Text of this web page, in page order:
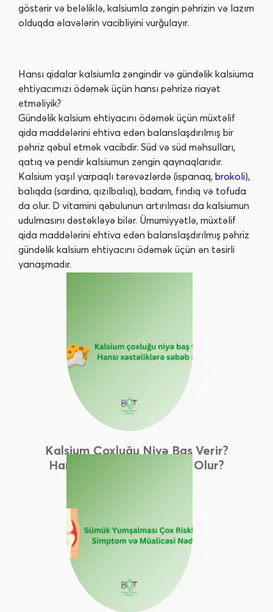
göstərir və beləliklə, kalsiumla zəngin pəhrizin və lazım
olduqda əlavələrin vacibliyini vurğulayır.
Hansı qidalar kalsiumla zəngindir və gündəlik kalsiuma
ehtiyacımızı ödəmək üçün hansı pəhrizə riayət
etməliyik?
Gündəlik kalsium ehtiyacını ödəmək üçün müxtəlif
qida maddələrini ehtiva edən balanslaşdırılmış bir
pəhriz qəbul etmək vacibdir. Süd və süd məhsulları,
qatıq və pendir kalsiumun zəngin qaynaqlarıdır.
Kalsium yaşıl yarpaqlı tərəvəzlərdə (ispanaq, brokoli),
balıqda (sardina, qızılbalıq), badam, fındıq və tofuda
da olur. D vitamini qəbulunun artırılması da kalsiumun
udulmasını dəstəkləyə bilər. Ümumiyyətlə, müxtəlif
qida maddələrini ehtiva edən balanslaşdırılmış pəhriz
gündəlik kalsium ehtiyacını ödəmək üçün ən təsirli
yanaşmadır.
Kalsium Çoxluğu Niyə Baş Verir?
Hansı Xəstəliklərə Səbəb Olur?